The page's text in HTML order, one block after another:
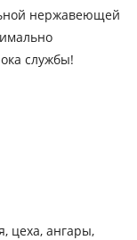
нержавеющей
службы!
цеха, ангары,